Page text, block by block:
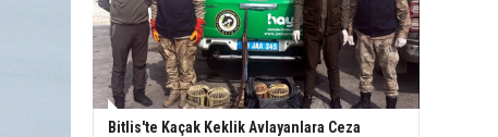
Bitlis'te Kaçak Keklik Avlayanlara Ceza